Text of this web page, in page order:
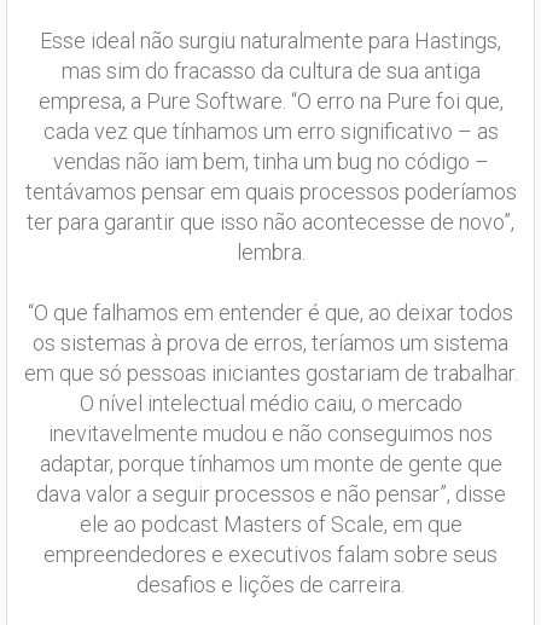
Esse ideal não surgiu naturalmente para Hastings,
mas sim do fracasso da cultura de sua antiga
empresa, a Pure Software. “O erro na Pure foi que,
cada vez que tínhamos um erro significativo – as
vendas não iam bem, tinha um bug no código –
tentávamos pensar em quais processos poderíamos
ter para garantir que isso não acontecesse de novo”,
lembra.
“O que falhamos em entender é que, ao deixar todos
os sistemas à prova de erros, teríamos um sistema
em que só pessoas iniciantes gostariam de trabalhar.
O nível intelectual médio caiu, o mercado
inevitavelmente mudou e não conseguimos nos
adaptar, porque tínhamos um monte de gente que
dava valor a seguir processos e não pensar”, disse
ele ao podcast Masters of Scale, em que
empreendedores e executivos falam sobre seus
desafios e lições de carreira.